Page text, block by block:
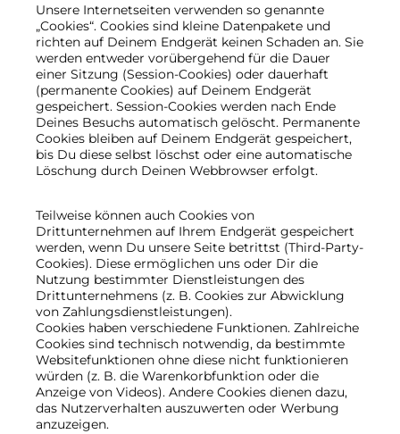
Unsere Internetseiten verwenden so genannte
„Cookies“. Cookies sind kleine Datenpakete und
richten auf Deinem Endgerät keinen Schaden an. Sie
werden entweder vorübergehend für die Dauer
einer Sitzung (Session-Cookies) oder dauerhaft
(permanente Cookies) auf Deinem Endgerät
gespeichert. Session-Cookies werden nach Ende
Deines Besuchs automatisch gelöscht. Permanente
Cookies bleiben auf Deinem Endgerät gespeichert,
bis Du diese selbst löschst oder eine automatische
Löschung durch Deinen Webbrowser erfolgt.
Teilweise können auch Cookies von
Drittunternehmen auf Ihrem Endgerät gespeichert
werden, wenn Du unsere Seite betrittst (Third-Party-
Cookies). Diese ermöglichen uns oder Dir die
Nutzung bestimmter Dienstleistungen des
Drittunternehmens (z. B. Cookies zur Abwicklung
von Zahlungsdienstleistungen).
Cookies haben verschiedene Funktionen. Zahlreiche
Cookies sind technisch notwendig, da bestimmte
Websitefunktionen ohne diese nicht funktionieren
würden (z. B. die Warenkorbfunktion oder die
Anzeige von Videos). Andere Cookies dienen dazu,
das Nutzerverhalten auszuwerten oder Werbung
anzuzeigen.